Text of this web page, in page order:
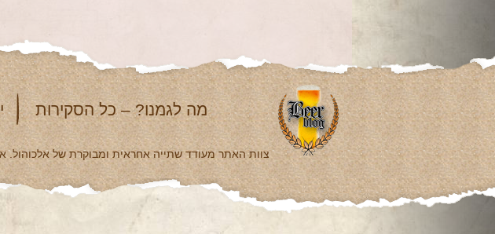
מה לגמנו? – כל הסקירות
צוות האתר מעודד שתייה אחראית ומבוקרת של אלכוהול.